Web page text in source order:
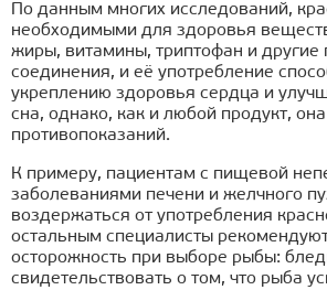
По данным многих исследований,
необходимыми для здоровья
жиры, витамины, триптофан и другие
соединения, и её употребление
укреплению здоровья сердца и
сна, однако, как и любой продукт,
противопоказаний.
К примеру, пациентам с пищевой
заболеваниями печени и желчного
воздержаться от употребления
остальным специалисты
осторожность при выборе рыбы:
свидетельствовать о том, что рыба